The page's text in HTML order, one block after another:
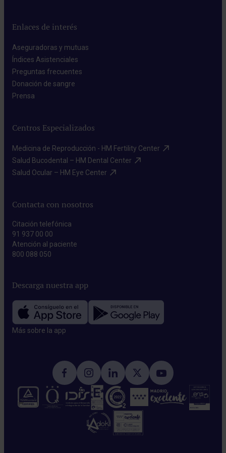
Enlaces de interés
Aseguradoras y mutuas​
Índices Asistenciales​
Preguntas frecuentes​
Donación de sangre​
Prensa​
Centros Especializados
Medicina de Reproducción - HM Fertility Center​
Salud Bucodental – HM Dental Center​
Salud Ocular – HM Eye Center​
Contacta con nosotros
Citación telefónica
91 937 00 00
Atención al paciente
800 088 050
Descarga nuestra app
Más sobre la app​